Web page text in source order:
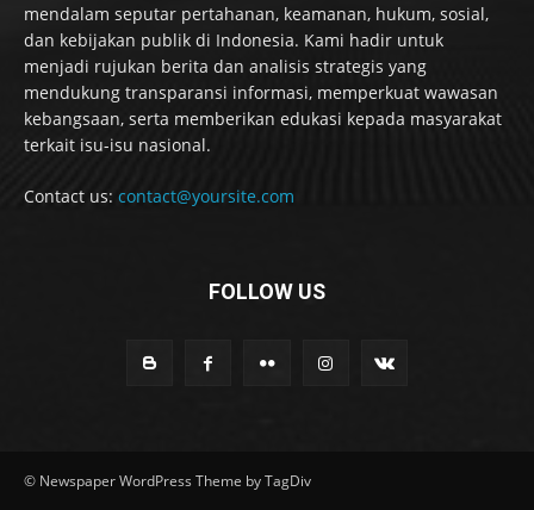
mendalam seputar pertahanan, keamanan, hukum, sosial,
dan kebijakan publik di Indonesia. Kami hadir untuk
menjadi rujukan berita dan analisis strategis yang
mendukung transparansi informasi, memperkuat wawasan
kebangsaan, serta memberikan edukasi kepada masyarakat
terkait isu-isu nasional.
Contact us: contact@yoursite.com
FOLLOW US
© Newspaper WordPress Theme by TagDiv